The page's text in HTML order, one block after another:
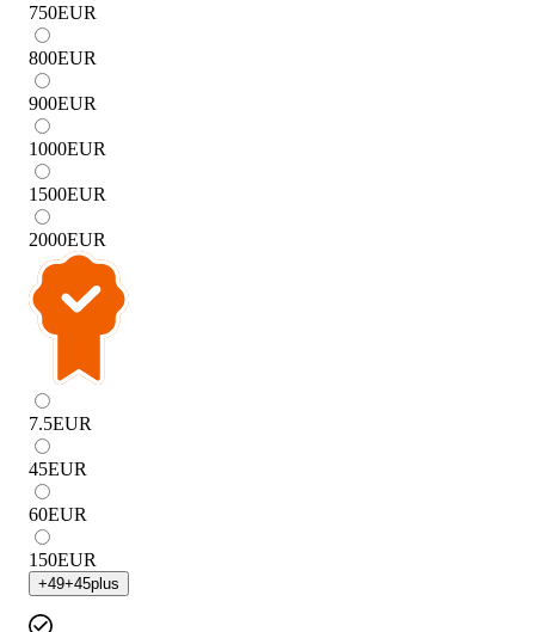
750EUR
800EUR
900EUR
1000EUR
1500EUR
2000EUR
7.5EUR
45EUR
60EUR
150EUR
+49+45plus